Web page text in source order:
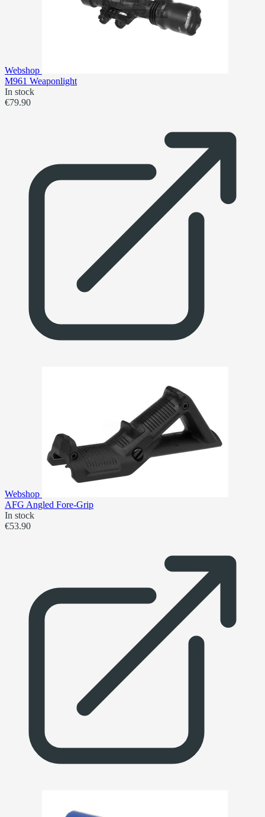
Webshop
M961 Weaponlight
In stock
€79.90
Webshop
AFG Angled Fore-Grip
In stock
€53.90